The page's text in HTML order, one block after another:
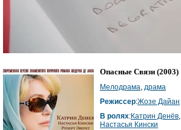
Опасные Связи (2003)
Мелодрама, драма
Режиссер:Жозе Дайан
В ролях:Катрин Денёв,
Настасья Кински